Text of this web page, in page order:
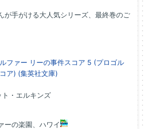
が手がける大人気シリーズ、最終巻のご
ファー リーの事件スコア 5 (プロゴル
ア) (集英社文庫)
・エルキンズ
ーの楽園、ハワイ